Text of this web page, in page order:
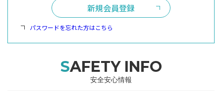
新規会員登録
パスワードを忘れた方はこちら
SAFETY INFO
安全安心情報